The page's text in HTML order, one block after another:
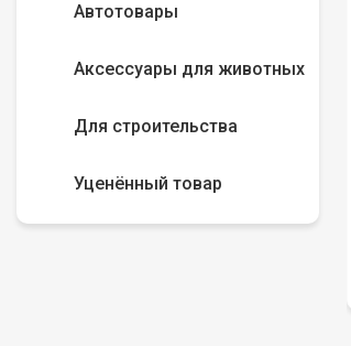
Автотовары
Аксессуары для животных
Для строительства
Уценённый товар
Интерактивная игра